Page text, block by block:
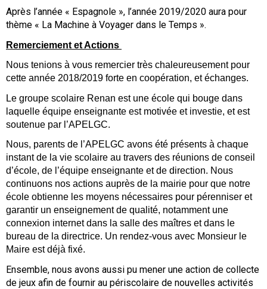
Après l’année « Espagnole », l’année 2019/2020 aura pour
thème « La Machine à Voyager dans le Temps ».
Remerciement et Actions
Nous tenions à vous remercier très chaleureusement pour
cette année 2018/2019 forte en coopération, et échanges.
Le groupe scolaire Renan est une école qui bouge dans
laquelle équipe enseignante est motivée et investie, et est
soutenue par l’APELGC.
Nous, parents de l’APELGC avons été présents à chaque
instant de la vie scolaire au travers des réunions de conseil
d’école, de l’équipe enseignante et de direction. Nous
continuons nos actions auprès de la mairie pour que notre
école obtienne les moyens nécessaires pour pérenniser et
garantir un enseignement de qualité, notamment une
connexion internet dans la salle des maîtres et dans le
bureau de la directrice. Un rendez-vous avec Monsieur le
Maire est déjà fixé.
Ensemble, nous avons aussi pu mener une action de collecte
de jeux afin de fournir au périscolaire de nouvelles activités